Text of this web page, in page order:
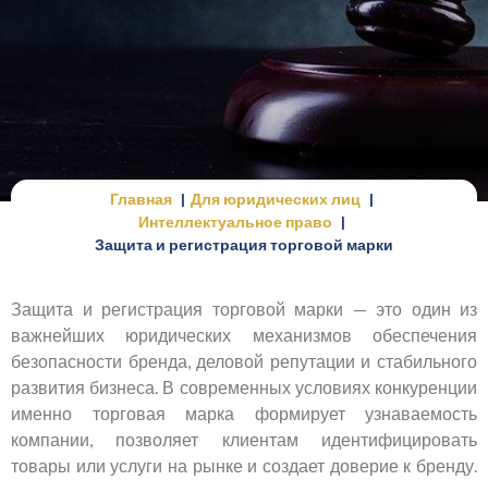
Главная
Для юридических лиц
Интеллектуальное право
Защита и регистрация торговой марки
Защита и регистрация торговой марки — это один из
важнейших юридических механизмов обеспечения
безопасности бренда, деловой репутации и стабильного
развития бизнеса. В современных условиях конкуренции
именно торговая марка формирует узнаваемость
компании, позволяет клиентам идентифицировать
товары или услуги на рынке и создает доверие к бренду.